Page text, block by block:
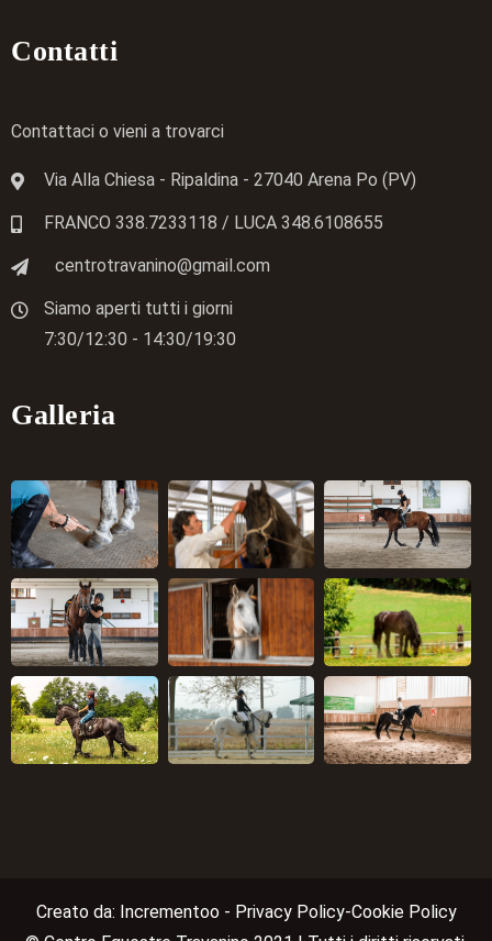
Contatti
Contattaci o vieni a trovarci
Via Alla Chiesa - Ripaldina - 27040 Arena Po (PV)
FRANCO 338.7233118 / LUCA 348.6108655
centrotravanino@gmail.com
Siamo aperti tutti i giorni
7:30/12:30 - 14:30/19:30
Galleria
Creato da: Incrementoo - Privacy Policy-Cookie Policy